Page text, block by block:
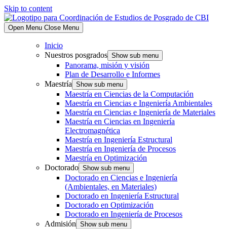
Skip to content
Open Menu Close Menu
Inicio
Nuestros posgrados Show sub menu
Panorama, misión y visión
Plan de Desarrollo e Informes
Maestría Show sub menu
Maestría en Ciencias de la Computación
Maestría en Ciencias e Ingeniería Ambientales
Maestría en Ciencias e Ingeniería de Materiales
Maestría en Ciencias en Ingeniería
Electromagnética
Maestría en Ingeniería Estructural
Maestría en Ingeniería de Procesos
Maestría en Optimización
Doctorado Show sub menu
Doctorado en Ciencias e Ingeniería
(Ambientales, en Materiales)
Doctorado en Ingeniería Estructural
Doctorado en Optimización
Doctorado en Ingeniería de Procesos
Admisión Show sub menu